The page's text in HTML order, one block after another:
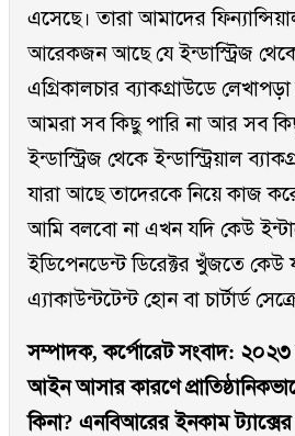
এসেছে। তারা আমাদের
আরেকজন আছে যে ইন্ডাস্ট্রিজ
এগ্রিকালচার ব্যাকগ্রাউডে
আমরা সব কিছু পারি না আর সব
ইন্ডাস্ট্রিজ থেকে ইন্ডাস্ট্রিয়াল
যারা আছে তাদেরকে নিয়ে কাজ
আমি বলবো না এখন যদি কেউ
ইডিপেনডেন্ট ডিরেক্টর খুঁজতে কেউ
এ্যাকাউন্টটেন্ট হোন বা চার্টার্ড
সম্পাদক, কর্পোরেট সংবাদ:
আইন আসার কারণে
কিনা? এনবিআরের ইনকাম